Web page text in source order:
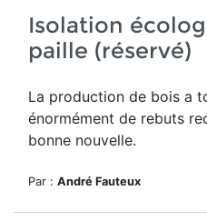
Isolation
paille (réservé)
La production de bois a
énormément de rebuts
bonne nouvelle.
Par : André Fauteux